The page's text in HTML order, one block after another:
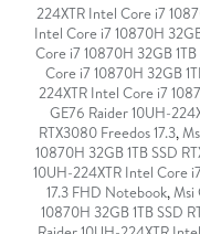
224XTR Intel Core i7
Intel Core i7 10870H
Core i7 10870H 32GB 1TB
Core i7 10870H 32GB
224XTR Intel Core i7
GE76 Raider 10UH-
RTX3080 Freedos 17.3,
10870H 32GB 1TB SSD
10UH-224XTR Intel Core
17.3 FHD Notebook,Msi
10870H 32GB 1TB SSD